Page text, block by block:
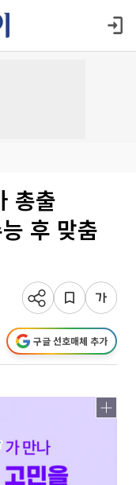
총출
후 맞춤
구글 선호매체 추가